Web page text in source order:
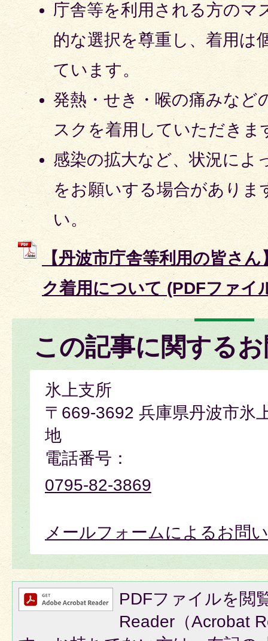
庁舎等を利用される方のマ
的な選択を尊重し、着用は
ています。
発熱・せき・喉の痛みなど
スクを着用していただき
感染の拡大など、状況によ
をお願いする場合がありま
い。
【丹波市庁舎等利用の皆さ
ク着用について (PDFファイ
この記事に関する
氷上支所
〒669-3692 兵庫県丹波市氷
地
電話番号：
0795-82-3869
メールフォームによるお問
PDFファイルを閲
Reader（Acrobat